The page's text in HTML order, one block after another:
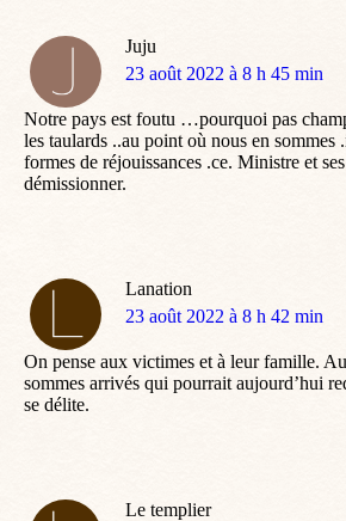
Juju
dit
23 août 2022 à 8 h 45 min
Notre pays est foutu …pourquoi pas
les taulards ..au point où nous en sommes
formes de réjouissances .ce. Ministre et
démissionner.
Lanation
dit
23 août 2022 à 8 h 42 min
On pense aux victimes et à leur famille.
sommes arrivés qui pourrait aujourd’hui
se délite.
Le templier